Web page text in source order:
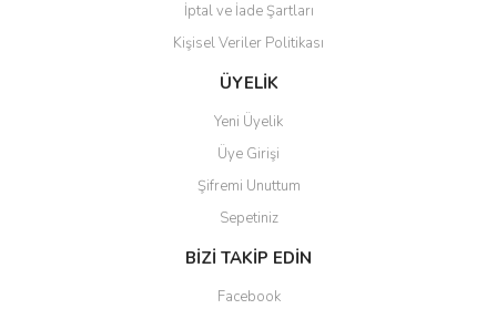
İptal ve İade Şartları
Kişisel Veriler Politikası
ÜYELİK
Yeni Üyelik
Üye Girişi
Şifremi Unuttum
Sepetiniz
BİZİ TAKİP EDİN
Facebook